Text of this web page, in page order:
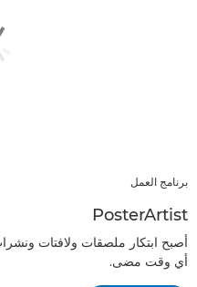
برنامج العمل
PosterArtist
أصبح ابتكار ملصقات ولافتات
أي وقت مضى.